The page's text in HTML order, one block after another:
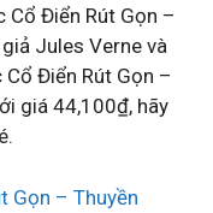
Cổ Điển Rút Gọn –
Jules Verne và
Điển Rút Gọn –
giá 44,100₫, hãy
Gọn – Thuyền